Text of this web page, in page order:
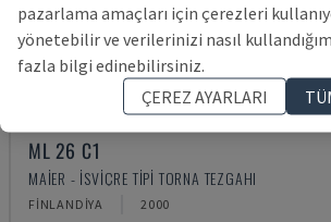
ML 26 C1
MAIER - İSVIÇRE TIPI TORNA TEZGAHI
FINLANDIYA 2000
pazarlama amaçları için çerezleri
yönetebilir ve verilerinizi nasıl
fazla bilgi edinebilirsiniz.
ÇEREZ AYARLARI